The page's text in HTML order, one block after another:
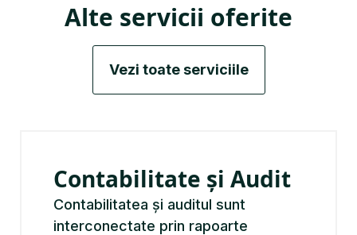
Alte servicii oferite
Vezi toate serviciile
Contabilitate și Audit
Contabilitatea și auditul sunt
interconectate prin rapoarte